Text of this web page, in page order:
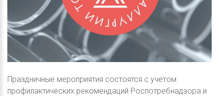
Праздничные мероприятия состоятся с учетом
профилактических рекомендаций Роспотребнадзора и